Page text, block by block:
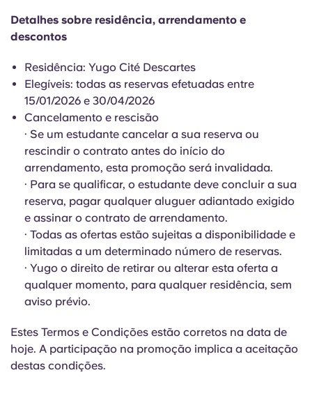
Detalhes sobre residência, arrendamento e
descontos
Residência: Yugo Cité Descartes
Elegíveis: todas as reservas efetuadas entre
15/01/2026 e 30/04/2026
Cancelamento e rescisão
· Se um estudante cancelar a sua reserva ou
rescindir o contrato antes do início do
arrendamento, esta promoção será invalidada.
· Para se qualificar, o estudante deve concluir a sua
reserva, pagar qualquer aluguer adiantado exigido
e assinar o contrato de arrendamento.
· Todas as ofertas estão sujeitas a disponibilidade e
limitadas a um determinado número de reservas.
· Yugo o direito de retirar ou alterar esta oferta a
qualquer momento, para qualquer residência, sem
aviso prévio.
Estes Termos e Condições estão corretos na data de
hoje. A participação na promoção implica a aceitação
destas condições.